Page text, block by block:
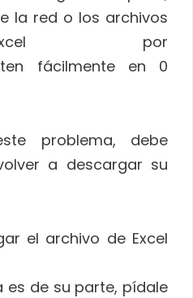
la red o los archivos
por
fácilmente en 0
problema, debe
a descargar su
el archivo de Excel
es de su parte, pídale